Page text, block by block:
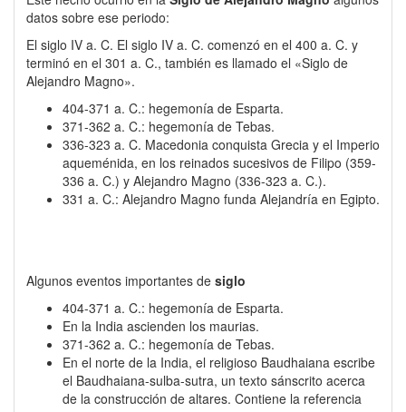
datos sobre ese periodo:
El siglo IV a. C. El siglo IV a. C. comenzó en el 400 a. C. y
terminó en el 301 a. C., también es llamado el «Siglo de
Alejandro Magno».
404-371 a. C.: hegemonía de Esparta.
371-362 a. C.: hegemonía de Tebas.
336-323 a. C. Macedonia conquista Grecia y el Imperio
aqueménida, en los reinados sucesivos de Filipo (359-
336 a. C.) y Alejandro Magno (336-323 a. C.).
331 a. C.: Alejandro Magno funda Alejandría en Egipto.
Algunos eventos importantes de siglo
404-371 a. C.: hegemonía de Esparta.
En la India ascienden los maurias.
371-362 a. C.: hegemonía de Tebas.
En el norte de la India, el religioso Baudhaiana escribe
el Baudhaiana-sulba-sutra, un texto sánscrito acerca
de la construcción de altares. Contiene la referencia